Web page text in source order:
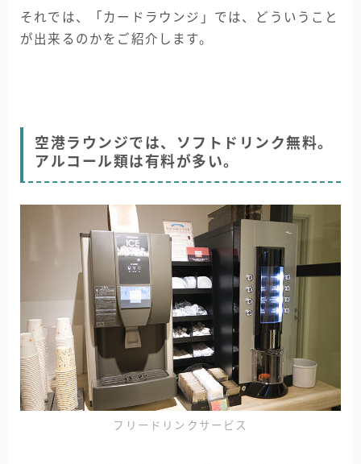
それでは、「カードラウンジ」では、どういうこと
が出来るのかをご紹介します。
空港ラウンジでは、ソフトドリンク無料。
アルコール類は有料が多い。
フリードリンクサービス